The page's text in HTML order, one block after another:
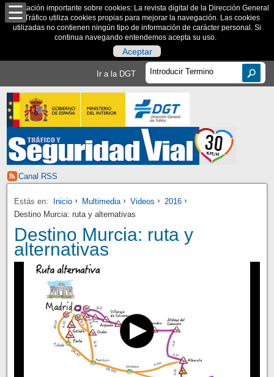
Información importante sobre cookies: La revista digital de la Dirección General
de Tráfico utiliza cookies propias para mejorar la navegación. Las cookies
utilizadas no contienen ningún tipo de información de carácter personal. Si
continua navegando entendemos acepta su uso.
Aceptar
Ir a la DGT
Canal RSS
Estás en: Inicio Multimedia Videos
2016
Destino Murcia: ruta y alternativas
Destino Murcia: ruta y
alternativas